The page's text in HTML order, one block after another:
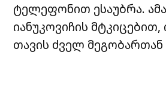
ტელეფონით ესაუბრა.
იანუკოვიჩის
თავის ძველ მეგობართან